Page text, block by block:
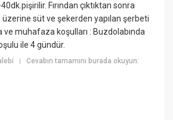
Fırından çıktıktan sonra
üzerine süt ve şekerden yapılan şerbeti
ve muhafaza koşulları : Buzdolabında
ile 4 gündür.
|Cevabın tamamını burada okuyun: